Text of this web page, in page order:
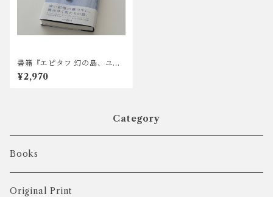
書籍『エピタフ 幻の島、ユル
リの光跡』著者サイン入り JR
A賞馬事文化賞受賞作品
¥2,970
Category
Books
Original Print